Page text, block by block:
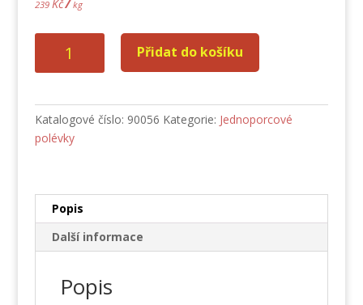
239 Kč kg
množství
Přidat do košíku
Katalogové číslo: 90056 Kategorie: Jednoporcové
polévky
Popis
Další informace
Popis